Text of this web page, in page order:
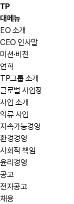
TP
대메뉴
EO 소개
CEO 인사말
미션·비전
연혁
TP그룹 소개
글로벌 사업장
사업 소개
의류 사업
지속가능경영
환경경영
사회적 책임
윤리경영
공고
전자공고
채용